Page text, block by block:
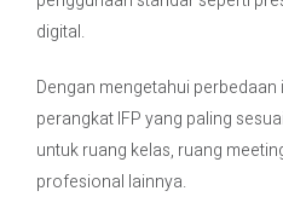
digital.
Dengan mengetahui
perangkat IFP yang paling
untuk ruang kelas, ruang
profesional lainnya.